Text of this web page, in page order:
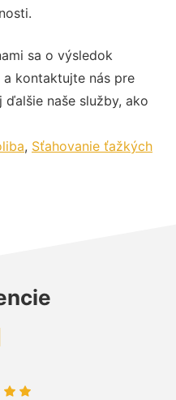
sa o výsledok
a kontaktujte nás pre
naše služby, ako
, Sťahovanie ťažkých